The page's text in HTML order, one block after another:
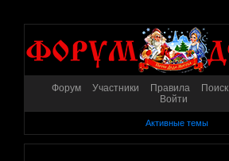
Форум Участники Правила Поиск
Войти
Активные темы